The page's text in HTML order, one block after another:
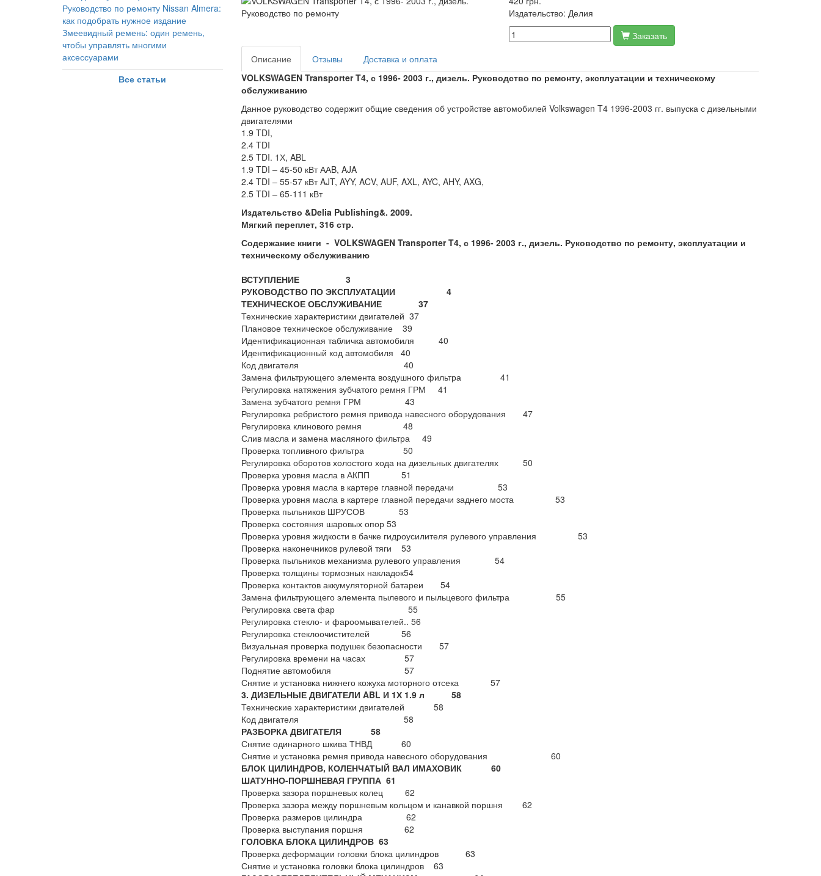
Руководство по ремонту Nissan Almera:
как подобрать нужное издание
Змеевидный ремень: один ремень,
чтобы управлять многими
аксессуарами
Все статьи
Издательство: Делия
Заказать
Описание
Отзывы
Доставка и оплата
VOLKSWAGEN Transporter T4, с 1996- 2003 г., дизель. Руководство по ремонту, эксплуатации и техническому
обслуживанию
Данное руководство содержит общие сведения об устройстве автомобилей Volkswagen T4 1996-2003 гг. выпуска с дизельными
двигателями
1.9 TDI,
2.4 TDI
2.5 TDI. 1Х, ABL
1.9 TDI – 45-50 кВт ААB, AJA
2.4 TDI – 55-57 кВт AJT, AYY, ACV, AUF, AXL, AYC, AHY, AXG,
2.5 TDI – 65-111 кВт
Издательство &Delia Publishing&. 2009.
Мягкий переплет, 316 стр.
Содержание книги - VOLKSWAGEN Transporter T4, с 1996- 2003 г., дизель. Руководство по ремонту, эксплуатации и
техническому обслуживанию
ВСТУПЛЕНИЕ 3
РУКОВОДСТВО ПО ЭКСПЛУАТАЦИИ 4
ТЕХНИЧЕСКОЕ ОБСЛУЖИВАНИЕ 37
Технические характеристики двигателей 37
Плановое техническое обслуживание 39
Идентификационная табличка автомобиля 40
Идентификационный код автомобиля 40
Код двигателя 40
Замена фильтрующего элемента воздушного фильтра 41
Регулировка натяжения зубчатого ремня ГРМ 41
Замена зубчатого ремня ГРМ 43
Регулировка ребристого ремня привода навесного оборудования 47
Регулировка клинового ремня 48
Слив масла и замена масляного фильтра 49
Проверка топливного фильтра 50
Регулировка оборотов холостого хода на дизельных двигателях 50
Проверка уровня масла в АКПП 51
Проверка уровня масла в картере главной передачи 53
Проверка уровня масла в картере главной передачи заднего моста 53
Проверка пыльников ШРУСОВ 53
Проверка состояния шаровых опор 53
Проверка уровня жидкости в бачке гидроусилителя рулевого управления 53
Проверка наконечников рулевой тяги 53
Проверка пыльников механизма рулевого управления 54
Проверка толщины тормозных накладок54
Проверка контактов аккумуляторной батареи 54
Замена фильтрующего элемента пылевого и пыльцевого фильтра 55
Регулировка света фар 55
Регулировка стекло- и фароомывателей.. 56
Регулировка стеклоочистителей 56
Визуальная проверка подушек безопасности 57
Регулировка времени на часах 57
Поднятие автомобиля 57
Снятие и установка нижнего кожуха моторного отсека 57
3. ДИЗЕЛЬНЫЕ ДВИГАТЕЛИ ABL И 1Х 1.9 л 58
Технические характеристики двигателей 58
Код двигателя 58
РАЗБОРКА ДВИГАТЕЛЯ 58
Снятие одинарного шкива ТНВД 60
Снятие и установка ремня привода навесного оборудования 60
БЛОК ЦИЛИНДРОВ, КОЛЕНЧАТЫЙ ВАЛ ИМАХОВИК 60
ШАТУННО-ПОРШНЕВАЯ ГРУППА61
Проверка зазора поршневых колец 62
Проверка зазора между поршневым кольцом и канавкой поршня 62
Проверка размеров цилиндра 62
Проверка выступания поршня 62
ГОЛОВКА БЛОКА ЦИЛИНДРОВ63
Проверка деформации головки блока цилиндров 63
Снятие и установка головки блока цилиндров 63